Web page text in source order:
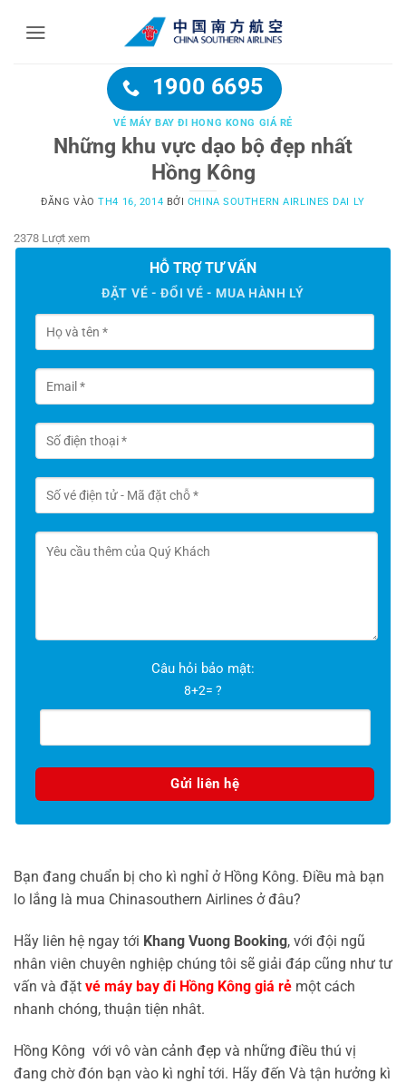
1900 6695
VÉ MÁY BAY ĐI HONG KONG GIÁ RẺ
Những khu vực dạo bộ đẹp nhất
Hồng Kông
ĐĂNG VÀOTH4 16, 2014 BỞI CHINA SOUTHERN AIRLINES DAI LY
2378 Lượt xem
HỖ TRỢ TƯ VẤN
ĐẶT VÉ - ĐỔI VÉ - MUA HÀNH LÝ
Câu hỏi bảo mật:
8+2= ?
Bạn đang chuẩn bị cho kì nghỉ ở Hồng Kông. Điều mà bạn
lo lắng là mua Chinasouthern Airlines ở đâu?
Hãy liên hệ ngay tới Khang Vuong Booking, với đội ngũ
nhân viên chuyên nghiệp chúng tôi sẽ giải đáp cũng như tư
vấn và đặt vé máy bay đi Hồng Kông giá rẻ một cách
nhanh chóng, thuận tiện nhât.
Hồng Kông với vô vàn cảnh đẹp và những điều thú vị
đang chờ đón bạn vào kì nghỉ tới. Hãy đến Và tận hưởng kì